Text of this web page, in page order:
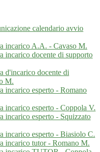
calendario avvio
incarico A.A. - Cavaso M.
incarico docente di supporto
d'incarico docente di
M.
incarico esperto - Romano
incarico esperto - Coppola V.
incarico esperto - Squizzato
incarico esperto - Biasiolo C.
incarico tutor - Romano M.